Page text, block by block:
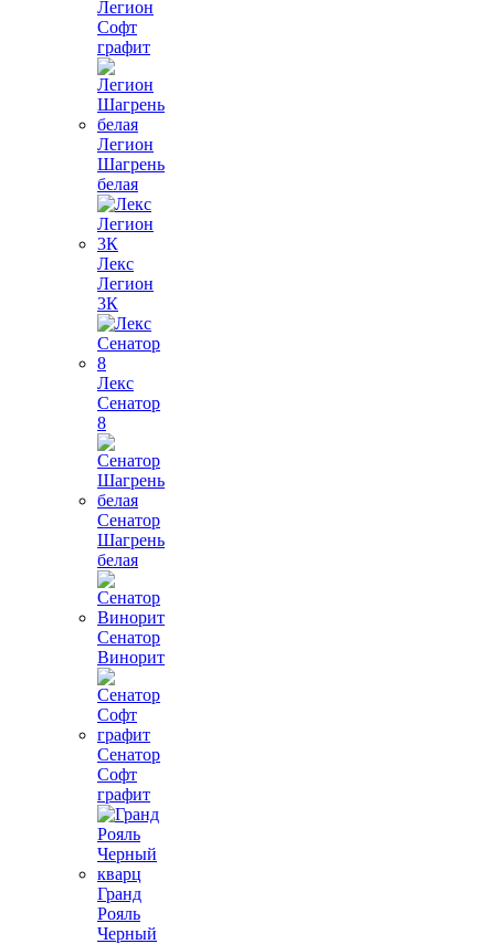
Легион
Софт
графит
Легион
Шагрень
белая
Лекс
Легион
3К
Лекс
Сенатор
8
Сенатор
Шагрень
белая
Сенатор
Винорит
Сенатор
Софт
графит
Гранд
Рояль
Черный